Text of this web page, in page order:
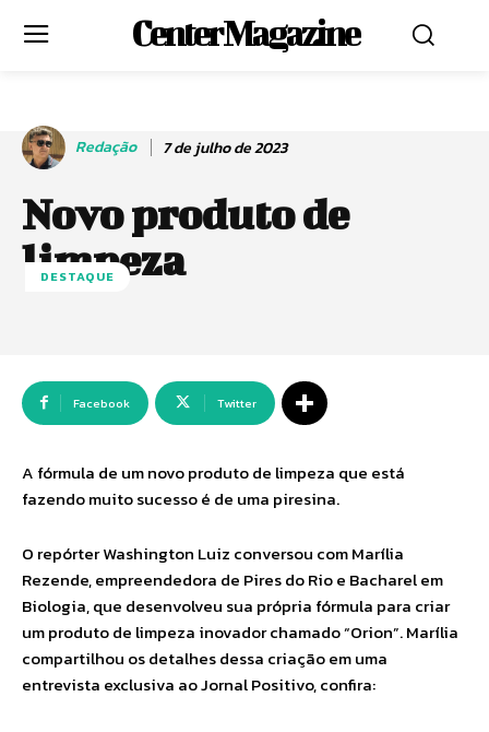
Center Magazine
Redação 7 de julho de 2023
Novo produto de
limpeza
DESTAQUE
Facebook Twitter
A fórmula de um novo produto de limpeza que está
fazendo muito sucesso é de uma piresina.
O repórter Washington Luiz conversou com Marília
Rezende, empreendedora de Pires do Rio e Bacharel em
Biologia, que desenvolveu sua própria fórmula para criar
um produto de limpeza inovador chamado “Orion”. Marília
compartilhou os detalhes dessa criação em uma
entrevista exclusiva ao Jornal Positivo, confira: